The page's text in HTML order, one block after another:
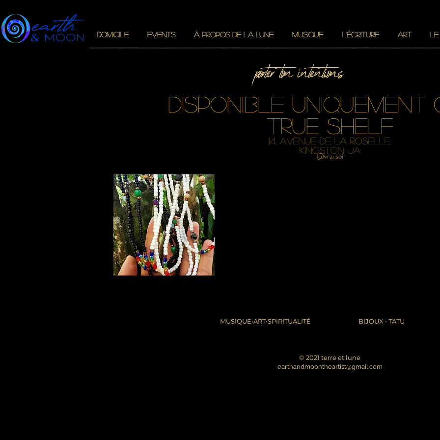
DOMICILE EVENTS À PROPOS DE LA LUNE MUSIQUE L'ÉCRITURE ART LE
porter ton intentions
disponible uniquement
true shelf
14, avenue de la roselle,
kingston JA
@vrai soi
MUSIQUE•ART•SPIRITUALITÉ BIJOUX • TATU
© 2021 terre et lune
earthandmoontheartist@gmail.com